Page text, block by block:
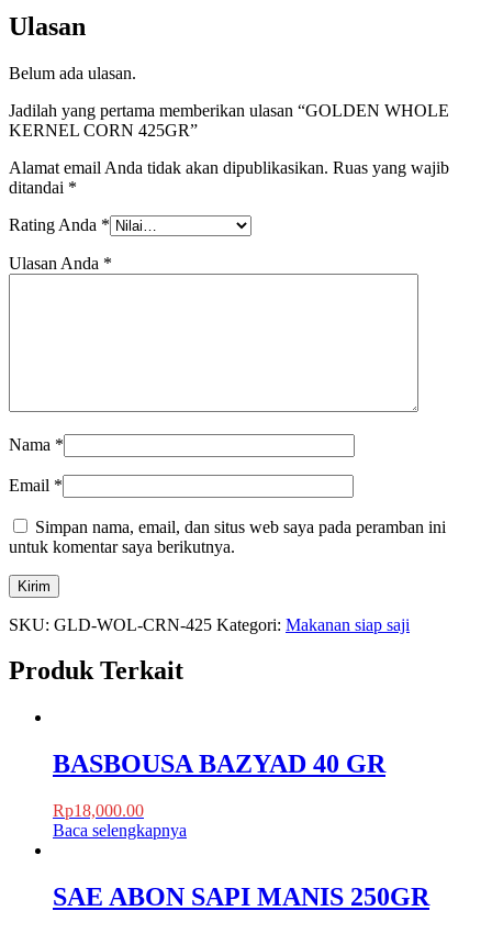
Ulasan
Belum ada ulasan.
Jadilah yang pertama memberikan ulasan “GOLDEN WHOLE
KERNEL CORN 425GR”
Alamat email Anda tidak akan dipublikasikan. Ruas yang wajib
ditandai *
Rating Anda *
Ulasan Anda *
Nama *
Email *
Simpan nama, email, dan situs web saya pada peramban ini
untuk komentar saya berikutnya.
SKU: GLD-WOL-CRN-425 Kategori: Makanan siap saji
Produk Terkait
BASBOUSA BAZYAD 40 GR
Rp18,000.00
Baca selengkapnya
SAE ABON SAPI MANIS 250GR